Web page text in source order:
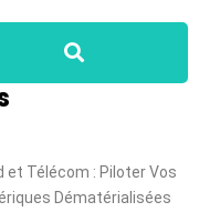
et Télécom : Piloter Vos
Dématérialisées